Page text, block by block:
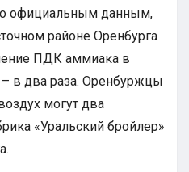
официальным данным,
районе Оренбурга
ПДК аммиака в
– в два раза. Оренбуржцы
могут два
«Уральский бройлер»